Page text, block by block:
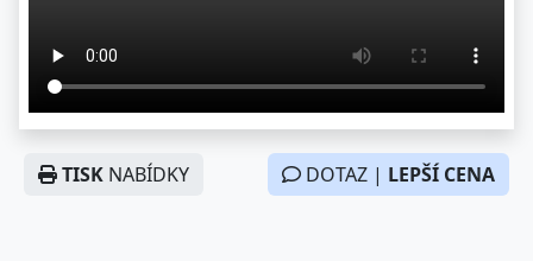
TISK NABÍDKY DOTAZ | LEPŠÍ CENA